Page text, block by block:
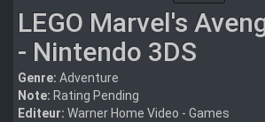
LEGO Marvel's
- Nintendo 3DS
Genre: Adventure
Note: Rating Pending
Editeur: Warner Home Video - Games